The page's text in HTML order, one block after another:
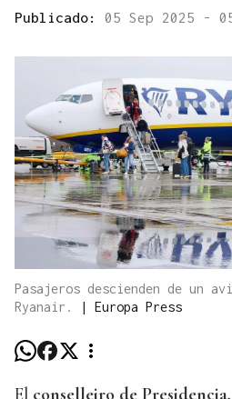
Publicado: 05 Sep 2025 -
Pasajeros descienden de un
Ryanair.
| Europa Press